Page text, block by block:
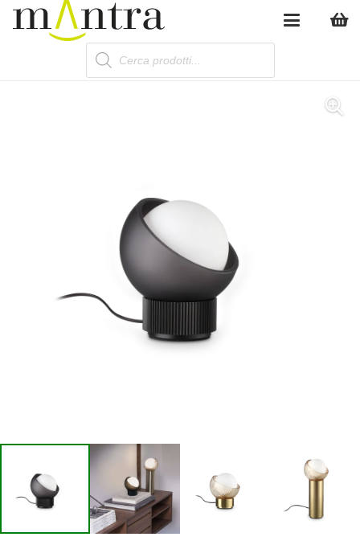
Products
search